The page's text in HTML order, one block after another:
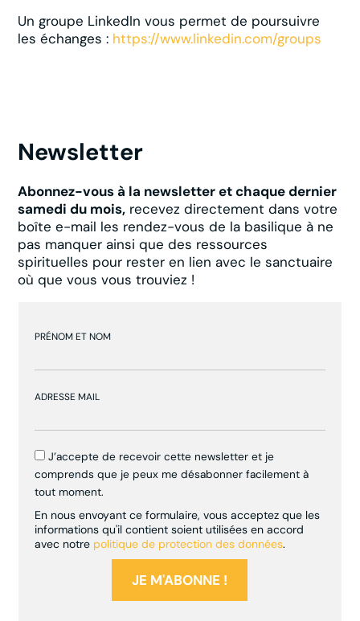
Un groupe LinkedIn vous permet de poursuivre
les échanges : https://www.linkedin.com/groups
Newsletter
Abonnez-vous à la newsletter et chaque dernier
samedi du mois, recevez directement dans votre
boîte e-mail les rendez-vous de la basilique à ne
pas manquer ainsi que des ressources
spirituelles pour rester en lien avec le sanctuaire
où que vous vous trouviez !
PRÉNOM ET NOM
ADRESSE MAIL
J’accepte de recevoir cette newsletter et je
comprends que je peux me désabonner facilement à
tout moment.
En nous envoyant ce formulaire, vous acceptez que les
informations qu'il contient soient utilisées en accord
avec notre politique de protection des données.